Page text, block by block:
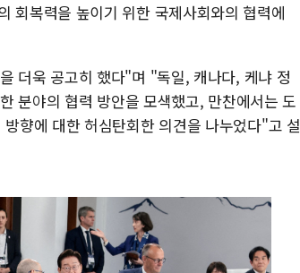
회복력을 높이기 위한 국제사회와의 협력에
더욱 공고히 했다"며 "독일, 캐나다, 케냐 정
분야의 협력 방안을 모색했고, 만찬에서는 도
향에 대한 허심탄회한 의견을 나누었다"고 설